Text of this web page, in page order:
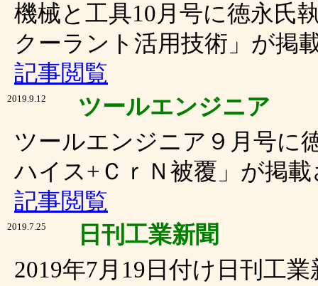
機械と工具10月号に徳永氏
クーラント活用技術」が掲
記事閲覧
2019.9.12
ツールエンジニア
ツールエンジニア９月号
ハイス+ＣｒＮ被覆」が掲
記事閲覧
2019.7.25
日刊工業新聞
2019年7月19日付け日刊工